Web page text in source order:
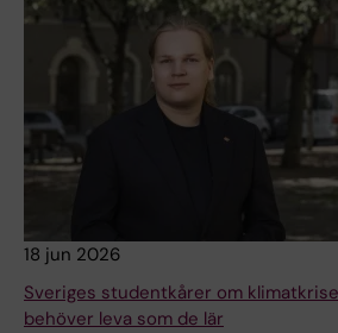
18 jun 2026
Sveriges studentkårer om
behöver leva som de lär